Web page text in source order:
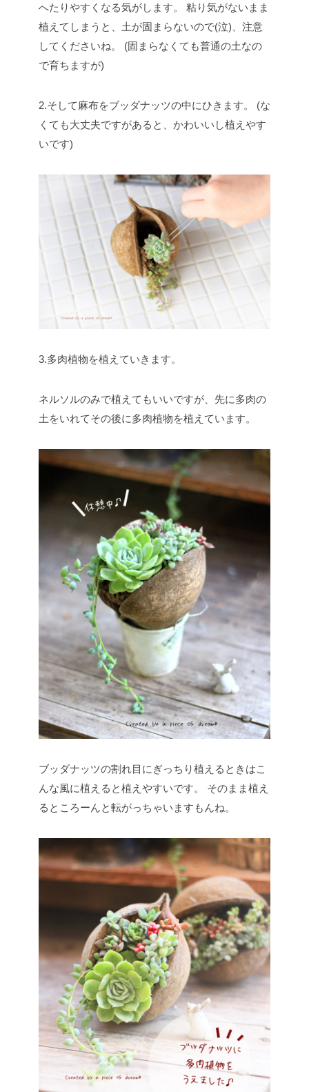
へたりやすくなる気がします。
粘り気がないまま
植えてしまうと、土が固まらないので(泣)、注意
してくださいね。
(固まらなくても普通の土なの
で育ちますが)
2.そして麻布をブッダナッツの中にひきます。
(な
くても大丈夫ですがあると、かわいいし植えやす
いです)
3.多肉植物を植えていきます。
ネルソルのみで植えてもいいですが、先に多肉の
土をいれてその後に多肉植物を植えています。
ブッダナッツの割れ目にぎっちり植えるときはこ
んな風に植えると植えやすいです。
そのまま植え
るところーんと転がっちゃいますもんね。